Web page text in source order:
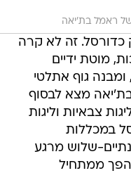
של ראמל בת'יאה
כדורסל. זה לא קרה
מוטת ידיים
בהרבה את ה-2.13 מ', ומבנה גוף אתלטי
מצא לבסוף
צבאיות וליגות
במכללות
שלוש מרגע
ממתחיל